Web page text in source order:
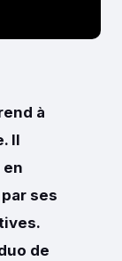
à
Il
ses
de